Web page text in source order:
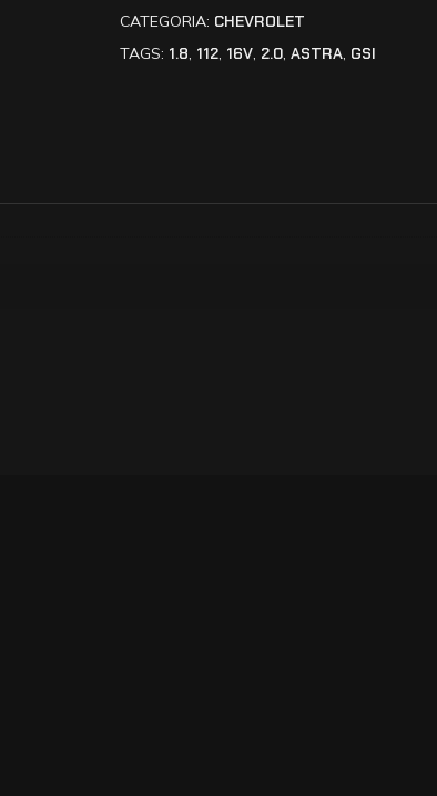
CATEGORIA: CHEVROLET
TAGS: 1.8, 112, 16V, 2.0, ASTRA, GSI